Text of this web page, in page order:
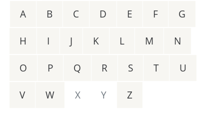
A B C D E F G
H I J K L M N
O P Q R S T U
V W X Y Z